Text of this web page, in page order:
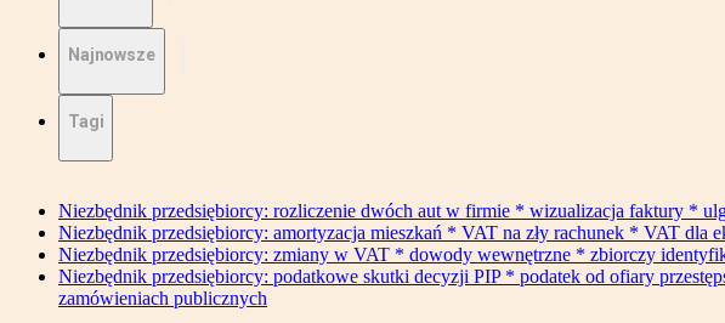
Najnowsze
Tagi
Niezbędnik przedsiębiorcy: rozliczenie dwóch aut w firmie * wizualizacja faktury *
Niezbędnik przedsiębiorcy: amortyzacja mieszkań * VAT na zły rachunek * VAT
Niezbędnik przedsiębiorcy: zmiany w VAT * dowody wewnętrzne * zbiorczy
Niezbędnik przedsiębiorcy: podatkowe skutki decyzji PIP * podatek od ofiary
zamówieniach publicznych